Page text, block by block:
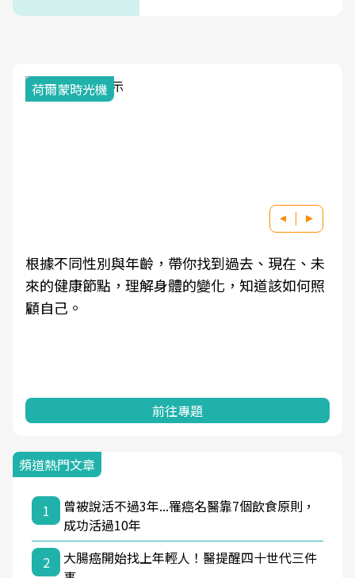
荷爾蒙時光機
根據不同性別與年齡，帶你找到過去、現在、未
來的健康節點，理解身體的變化，知道該如何照
顧自己。
前往專題
頻道熱門文章
1
曾被說活不過3年...罹癌名醫靠7個飲食原則，
成功活過10年
2
大腸癌開始找上年輕人！醫提醒四十世代三件